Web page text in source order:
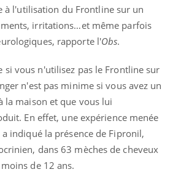
à l'utilisation du Frontline sur un
irritations…et même parfois
rapporte l'Obs.
si vous n'utilisez pas le Frontline sur
n'est pas minime si vous avez un
la maison et que vous lui
En effet, une expérience menée
indiqué la présence de Fipronil,
dans 63 mèches de cheveux
de 12 ans.